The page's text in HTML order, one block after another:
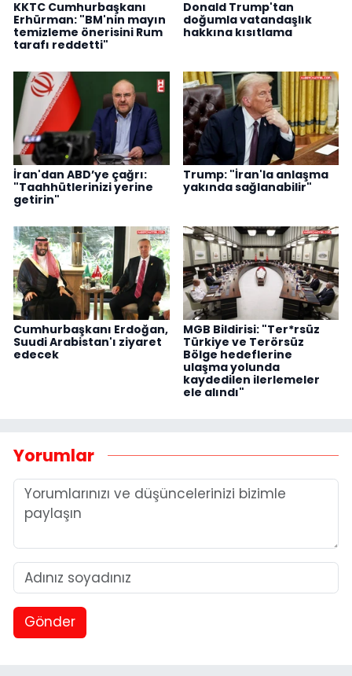
KKTC Cumhurbaşkanı
Erhürman: "BM'nin mayın
temizleme önerisini Rum
tarafı reddetti"
Donald Trump'tan
doğumla vatandaşlık
hakkına kısıtlama
İran'dan ABD’ye çağrı:
"Taahhütlerinizi yerine
getirin"
Trump: "İran'la anlaşma
yakında sağlanabilir"
Cumhurbaşkanı Erdoğan,
Suudi Arabistan'ı ziyaret
edecek
MGB Bildirisi: "Ter*rsüz
Türkiye ve Terörsüz
Bölge hedeflerine
ulaşma yolunda
kaydedilen ilerlemeler
ele alındı"
Yorumlar
Gönder